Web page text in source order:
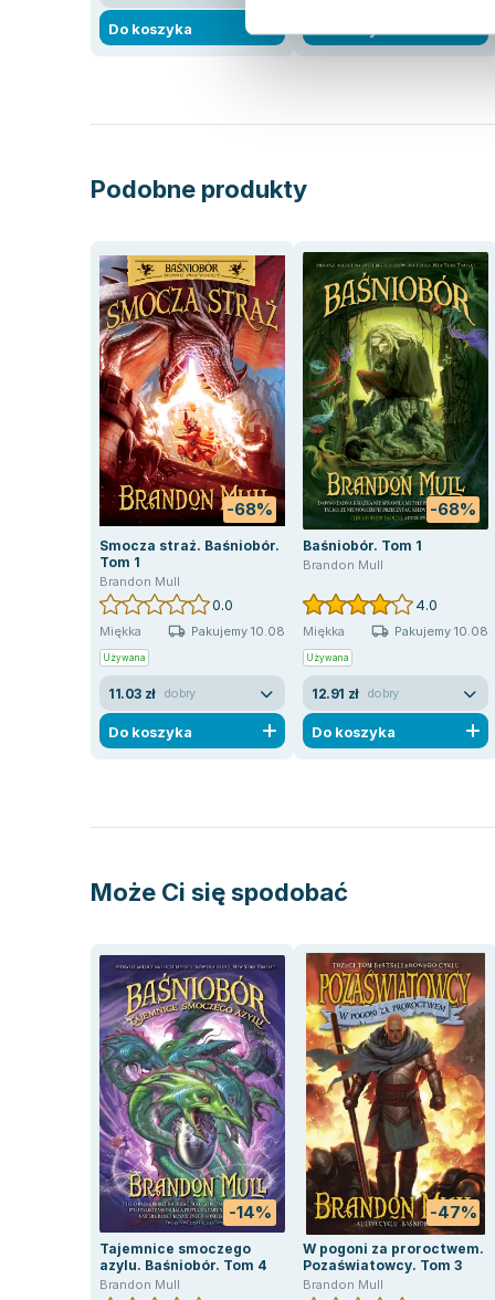
Do koszyka
Podobne produkty
-68%
Smocza straż. Baśniobór.
Tom 1
Brandon Mull
0.0
Miękka Pakujemy 10.08
Używana
11.03 zł dobry
Do koszyka
-68%
Baśniobór. Tom 1
Brandon Mull
4.0
Miękka Pakujemy 10.08
Używana
12.91 zł dobry
Do koszyka
Może Ci się spodobać
-14%
Tajemnice smoczego
azylu. Baśniobór. Tom 4
Brandon Mull
-47%
W pogoni za proroctwem.
Pozaświatowcy. Tom 3
Brandon Mull